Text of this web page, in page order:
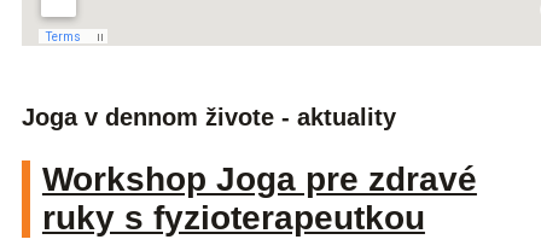
Joga v dennom živote - aktuality
Workshop Joga pre zdravé
ruky s fyzioterapeutkou